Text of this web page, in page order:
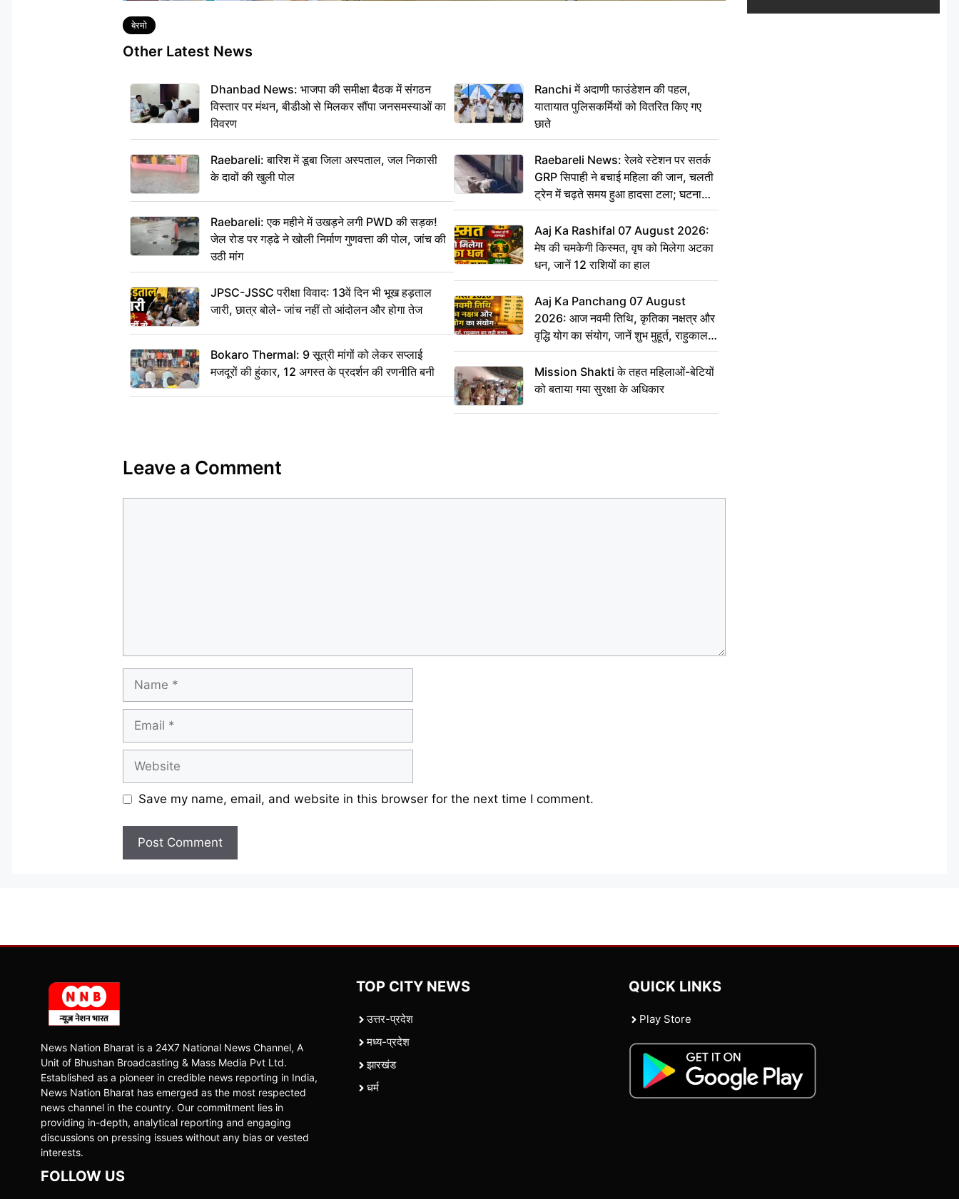
Tags
बेरमो
Other Latest News
Dhanbad News: भाजपा की समीक्षा बैठक में संगठन
विस्तार पर मंथन, बीडीओ से मिलकर सौंपा जनसमस्याओं का
विवरण
Raebareli: बारिश में डूबा जिला अस्पताल, जल निकासी
के दावों की खुली पोल
Raebareli: एक महीने में उखड़ने लगी PWD की सड़क!
जेल रोड पर गड्ढे ने खोली निर्माण गुणवत्ता की पोल, जांच की
उठी मांग
JPSC-JSSC परीक्षा विवाद: 13वें दिन भी भूख हड़ताल
जारी, छात्र बोले- जांच नहीं तो आंदोलन और होगा तेज
Bokaro Thermal: 9 सूत्री मांगों को लेकर सप्लाई
मजदूरों की हुंकार, 12 अगस्त के प्रदर्शन की रणनीति बनी
Ranchi में अदाणी फाउंडेशन की पहल,
यातायात पुलिसकर्मियों को वितरित किए गए
छाते
Raebareli News: रेलवे स्टेशन पर सतर्क
GRP सिपाही ने बचाई महिला की जान, चलती
ट्रेन में चढ़ते समय हुआ हादसा टला; घटना
CCTV में कैद
Aaj Ka Rashifal 07 August 2026:
मेष की चमकेगी किस्मत, वृष को मिलेगा अटका
धन, जानें 12 राशियों का हाल
Aaj Ka Panchang 07 August
2026: आज नवमी तिथि, कृतिका नक्षत्र और
वृद्धि योग का संयोग, जानें शुभ मुहूर्त, राहुकाल
का सही समय
Mission Shakti के तहत महिलाओं-बेटियों
को बताया गया सुरक्षा के अधिकार
Leave a Comment
Save my name, email, and website in this browser for the next time I comment.
हादसा टला; घटना
News Nation Bharat is a 24X7 National News Channel, A
Unit of Bhushan Broadcasting & Mass Media Pvt Ltd.
Established as a pioneer in credible news reporting in India,
News Nation Bharat has emerged as the most respected
news channel in the country. Our commitment lies in
providing in-depth, analytical reporting and engaging
discussions on pressing issues without any bias or vested
interests.
FOLLOW US
TOP CITY NEWS
उत्तर-प्रदेश
मध्य-प्रदेश
झारखंड
धर्म
QUICK LINKS
Play Store